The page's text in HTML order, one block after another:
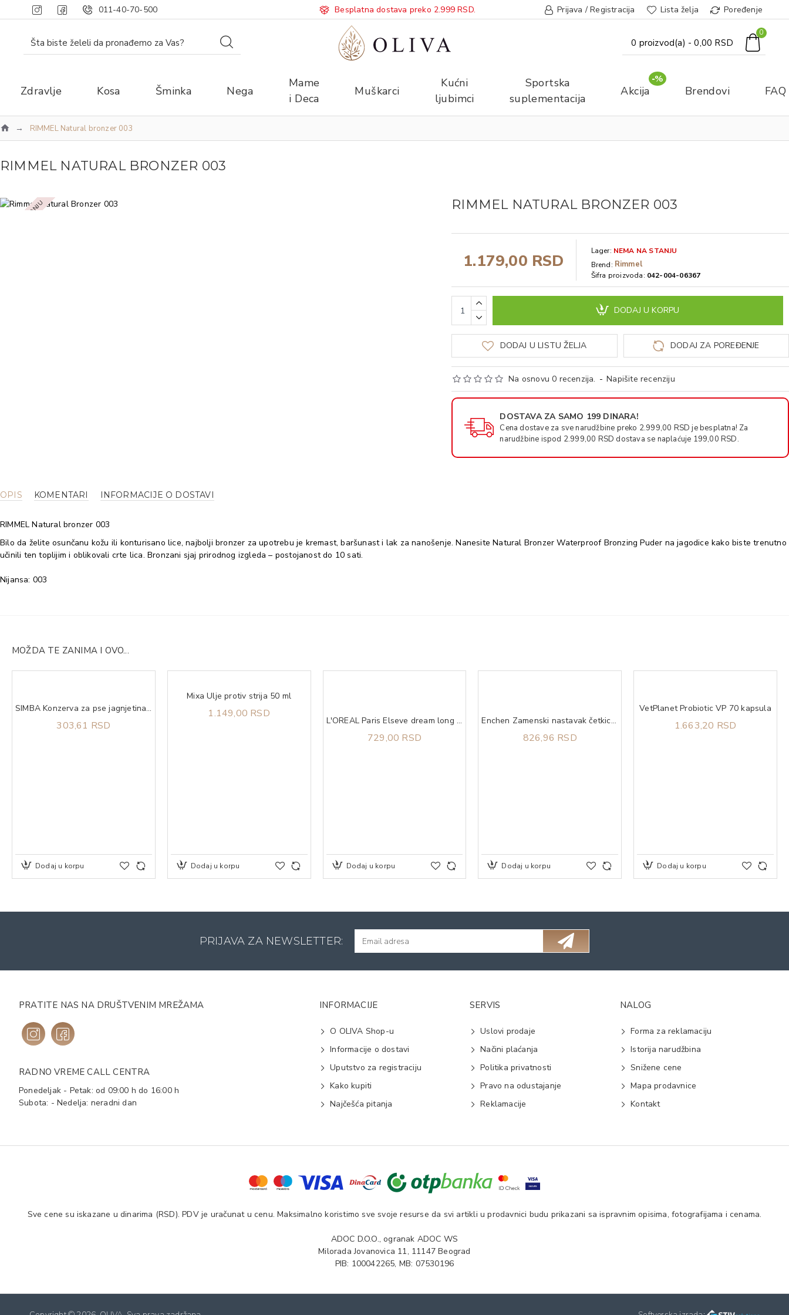
011-40-70-500 Besplatna dostava preko 2.999 RSD. Prijava / Registracija Lista želja Poređenje
0 proizvod(a) - 0,00 RSD
0
Zdravlje Kosa Šminka Nega
Mame
i Deca
Muškarci
Kućni
ljubimci
Sportska
suplementacija
Akcija
-%
Brendovi FAQ
RIMMEL Natural bronzer 003
RIMMEL NATURAL BRONZER 003
NEMA NA STANJU RIMMEL NATURAL BRONZER 003
Na osnovu 0 recenzija. - Napišite recenziju
1.179,00 RSD Lager: NEMA NA STANJU
Brend: Rimmel
Šifra proizvoda: 042-004-06367
DODAJ U KORPU
DODAJ U LISTU ŽELJA DODAJ ZA POREĐENJE
DOSTAVA ZA SAMO 199 DINARA!
Cena dostave za sve narudžbine preko 2.999,00 RSD je besplatna! Za
narudžbine ispod 2.999,00 RSD dostava se naplaćuje 199,00 RSD.
OPIS KOMENTARI INFORMACIJE O DOSTAVI
RIMMEL Natural bronzer 003
Bilo da želite osunčanu kožu ili konturisano lice, najbolji bronzer za upotrebu je kremast, baršunast i lak za nanošenje. Nanesite Natural Bronzer Waterproof Bronzing Puder na jagodice kako biste trenutno
učinili ten toplijim i oblikovali crte lica. Bronzani sjaj prirodnog izgleda – postojanost do 10 sati.
Nijansa: 003
MOŽDA TE ZANIMA I OVO...
SIMBA Konzerva za pse jagnjetina 1230g
303,61 RSD
Dodaj u korpu
Mixa Ulje protiv strija 50 ml​
1.149,00 RSD
Dodaj u korpu
L'OREAL Paris Elseve dream long krema za dugu oštećenu kosu 200 ml
729,00 RSD
Dodaj u korpu
Enchen Zamenski nastavak četkice za zube Aurora T+ (2pcs) White
826,96 RSD
Dodaj u korpu
VetPlanet Probiotic VP 70 kapsula
1.663,20 RSD
Dodaj u korpu
PRIJAVA ZA NEWSLETTER:
PRATITE NAS NA DRUŠTVENIM MREŽAMA
RADNO VREME CALL CENTRA
Ponedeljak - Petak: od 09:00 h do 16:00 h
Subota: - Nedelja: neradni dan
INFORMACIJE
O OLIVA Shop-u
Informacije o dostavi
Uputstvo za registraciju
Kako kupiti
Najčešća pitanja
SERVIS
Uslovi prodaje
Načini plaćanja
Politika privatnosti
Pravo na odustajanje
Reklamacije
NALOG
Forma za reklamaciju
Istorija narudžbina
Snižene cene
Mapa prodavnice
Kontakt
Sve cene su iskazane u dinarima (RSD). PDV je uračunat u cenu. Maksimalno koristimo sve svoje resurse da svi artikli u prodavnici budu prikazani sa ispravnim opisima, fotografijama i cenama.
ADOC D.O.O., ogranak ADOC WS
Milorada Jovanovica 11, 11147 Beograd
PIB: 100042265, MB: 07530196